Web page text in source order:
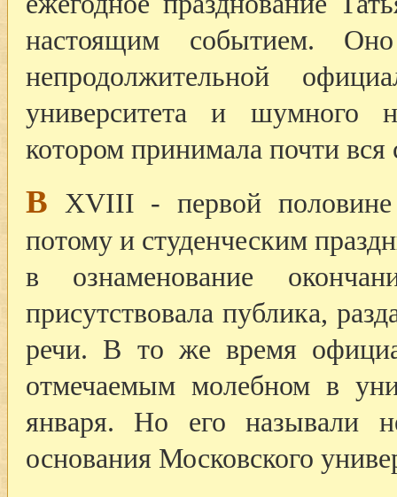
настоящим событием.
непродолжительной
университета и шумного
котором принимала почти вся
В XVIII - первой половине
потому и студенческим
в ознаменование
присутствовала публика,
речи. В то же время
отмечаемым молебном в
января. Но его называли
основания Московского